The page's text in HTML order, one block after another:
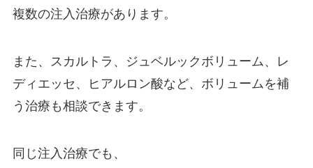
複数の注入治療があります。
また、スカルトラ、ジュベルックボリューム、レ
ディエッセ、ヒアルロン酸など、ボリュームを補
う治療も相談できます。
同じ注入治療でも、